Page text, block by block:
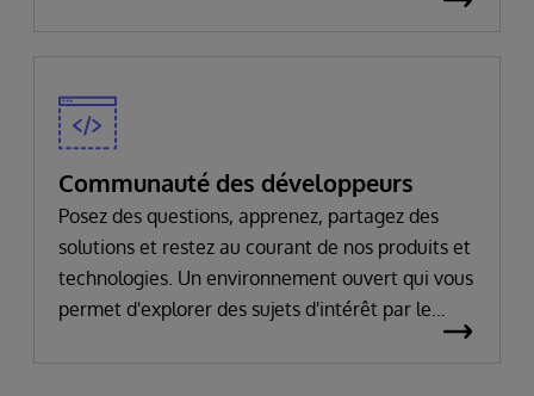
propres solutions.
Communauté des développeurs
Posez des questions, apprenez, partagez des
solutions et restez au courant de nos produits et
technologies. Un environnement ouvert qui vous
permet d'explorer des sujets d'intérêt par le
biais de messages, de livres blancs, de paquets